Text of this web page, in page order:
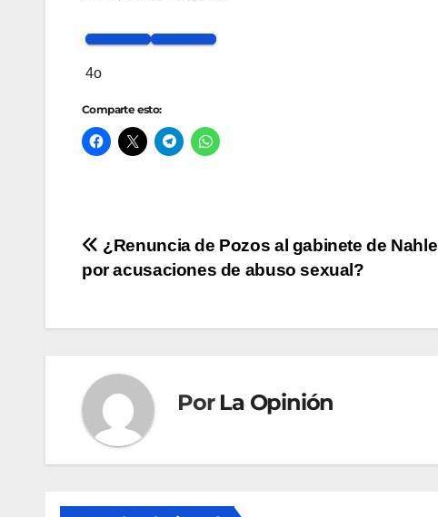
4o
Comparte esto:
Navegación
de
entradas
¿Renuncia de Pozos al gabinete de Nahle
por acusaciones de abuso sexual?
Por La Opinión